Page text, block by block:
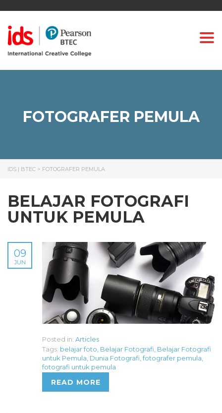
FOTOGRAFER PEMULA
IDS | BTEC > FOTOGRAFER PEMULA
BELAJAR FOTOGRAFI
UNTUK PEMULA
09
JUN
Posted in: Articles
Tags: belajar foto Belajar Fotografi Belajar Fotografi
untuk Pemula Dunia Fotografi fotografer pemula
fotografi untuk pemula
READ MORE